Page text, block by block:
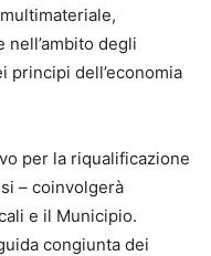
nell’ambito degli
principi dell’economia
per la riqualificazione
– coinvolgerà
e il Municipio.
congiunta dei